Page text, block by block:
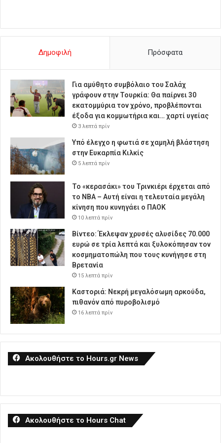
Δημοφιλή Πρόσφατα
Για αμύθητο συμβόλαιο του Σαλάχ
γράφουν στην Τουρκία: Θα παίρνει 30
εκατομμύρια τον χρόνο, προβλέπονται
έξοδα για κομμωτήρια και… χαρτί υγείας
3 λεπτά πρίν
Υπό έλεγχο η φωτιά σε χαμηλή βλάστηση
στην Ευκαρπία Κιλκίς
5 λεπτά πρίν
Το «κερασάκι» του Τρινκιέρι έρχεται από
το NBA – Αυτή είναι η τελευταία μεγάλη
κίνηση που κυνηγάει ο ΠΑΟΚ
10 λεπτά πρίν
Βίντεο: Έκλεψαν χρυσές αλυσίδες 70.000
ευρώ σε τρία λεπτά και ξυλοκόπησαν τον
κοσμηματοπώλη που τους κυνήγησε στη
Βρετανία
15 λεπτά πρίν
Καστοριά: Νεκρή μεγαλόσωμη αρκούδα,
πιθανόν από πυροβολισμό
16 λεπτά πρίν
Ακολουθήστε το Hours.gr News
Ακολουθήστε το Hours Chat